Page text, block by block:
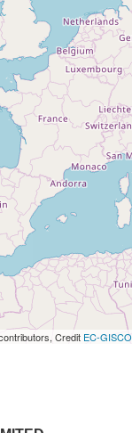
Credit EC-GISCO